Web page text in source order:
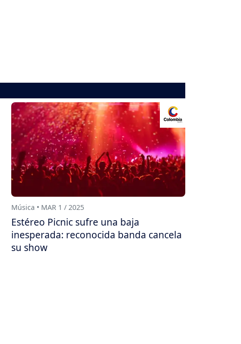
Música • MAR 1 / 2025
Estéreo Picnic sufre una baja
inesperada: reconocida banda cancela
su show